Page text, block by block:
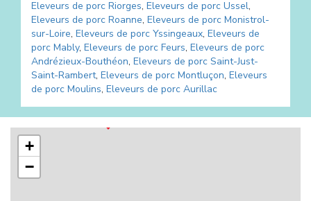
Eleveurs de porc Riorges, Eleveurs de porc Ussel,
Eleveurs de porc Roanne, Eleveurs de porc Monistrol-
sur-Loire, Eleveurs de porc Yssingeaux, Eleveurs de
porc Mably, Eleveurs de porc Feurs, Eleveurs de porc
Andrézieux-Bouthéon, Eleveurs de porc Saint-Just-
Saint-Rambert, Eleveurs de porc Montluçon, Eleveurs
de porc Moulins, Eleveurs de porc Aurillac
+
−